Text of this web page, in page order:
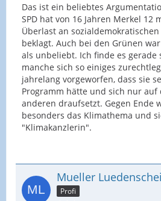
Das ist ein beliebtes
SPD hat von 16 Jahren Merkel 12
Überlast an
beklagt. Auch bei den Grünen
als unbeliebt. Ich finde es gerade
manche sich so einiges
jahrelang vorgeworfen, dass sie
Programm hätte und sich nur auf
anderen draufsetzt. Gegen Ende
besonders das Klimathema und
"Klimakanzlerin".
Mueller
Profi